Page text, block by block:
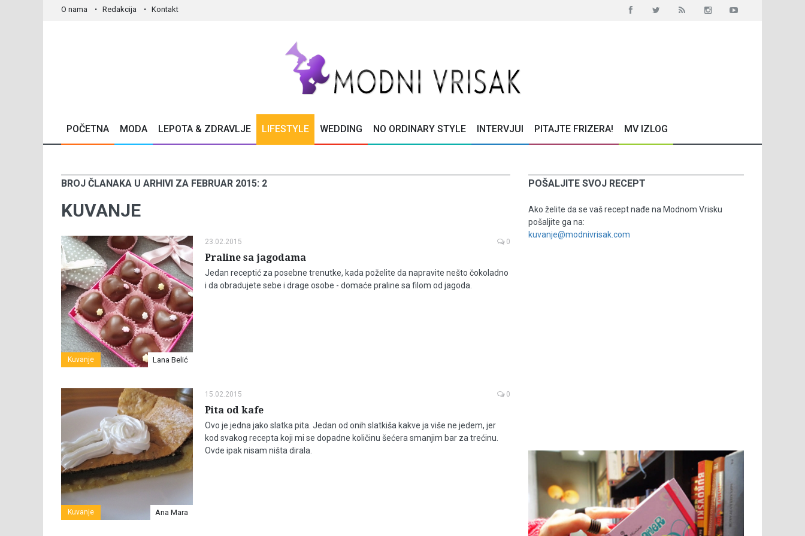
O nama Redakcija Kontakt
POČETNA MODA LEPOTA & ZDRAVLJE LIFESTYLE WEDDING NO ORDINARY STYLE INTERVJUI PITAJTE FRIZERA! MV IZLOG
BROJ ČLANAKA U ARHIVI ZA FEBRUAR 2015: 2
KUVANJE
Kuvanje Lana Belić
23.02.2015 0
Praline sa jagodama
Jedan receptić za posebne trenutke, kada poželite da napravite nešto čokoladno
i da obradujete sebe i drage osobe - domaće praline sa filom od jagoda.
Kuvanje Ana Mara
15.02.2015 0
Pita od kafe
Ovo je jedna jako slatka pita. Jedan od onih slatkiša kakve ja više ne jedem, jer
kod svakog recepta koji mi se dopadne količinu šećera smanjim bar za trećinu.
Ovde ipak nisam ništa dirala.
POŠALJITE SVOJ RECEPT
Ako želite da se vaš recept nađe na Modnom Vrisku
pošaljite ga na:
kuvanje@modnivrisak.com